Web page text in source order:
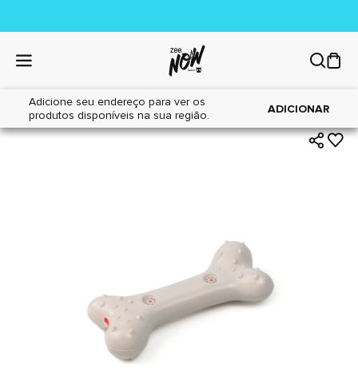
Adicione seu endereço para ver os
produtos disponíveis na sua região.
ADICIONAR
Home|Cães|Brinquedos